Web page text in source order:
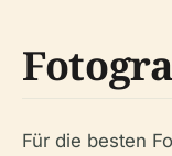
Für die besten